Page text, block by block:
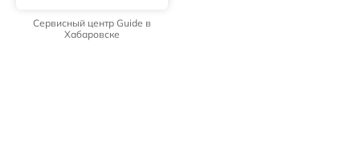
Сервисный центр Guide в
Хабаровске